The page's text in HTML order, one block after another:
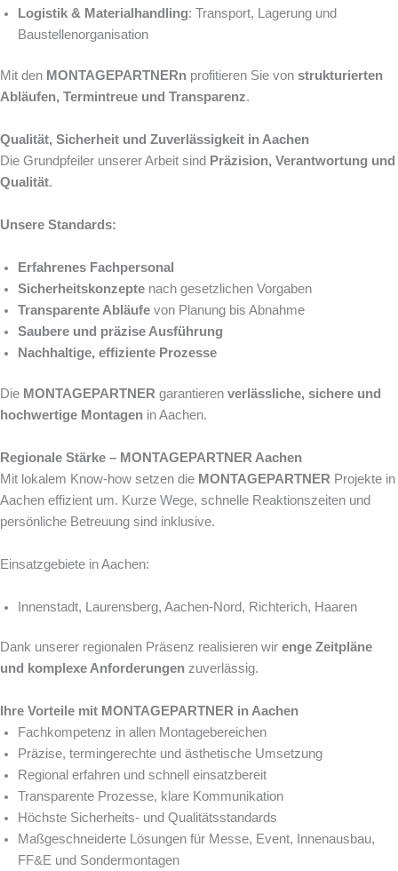
Logistik & Materialhandling: Transport, Lagerung und
Baustellenorganisation
Mit den MONTAGEPARTNERn profitieren Sie von strukturierten
Abläufen, Termintreue und Transparenz.
Qualität, Sicherheit und Zuverlässigkeit in Aachen
Die Grundpfeiler unserer Arbeit sind Präzision, Verantwortung und
Qualität.
Unsere Standards:
Erfahrenes Fachpersonal
Sicherheitskonzepte nach gesetzlichen Vorgaben
Transparente Abläufe von Planung bis Abnahme
Saubere und präzise Ausführung
Nachhaltige, effiziente Prozesse
Die MONTAGEPARTNER garantieren verlässliche, sichere und
hochwertige Montagen in Aachen.
Regionale Stärke – MONTAGEPARTNER Aachen
Mit lokalem Know-how setzen die MONTAGEPARTNER Projekte in
Aachen effizient um. Kurze Wege, schnelle Reaktionszeiten und
persönliche Betreuung sind inklusive.
Einsatzgebiete in Aachen:
Innenstadt, Laurensberg, Aachen-Nord, Richterich, Haaren
Dank unserer regionalen Präsenz realisieren wir enge Zeitpläne
und komplexe Anforderungen zuverlässig.
Ihre Vorteile mit MONTAGEPARTNER in Aachen
Fachkompetenz in allen Montagebereichen
Präzise, termingerechte und ästhetische Umsetzung
Regional erfahren und schnell einsatzbereit
Transparente Prozesse, klare Kommunikation
Höchste Sicherheits- und Qualitätsstandards
Maßgeschneiderte Lösungen für Messe, Event, Innenausbau,
FF&E und Sondermontagen